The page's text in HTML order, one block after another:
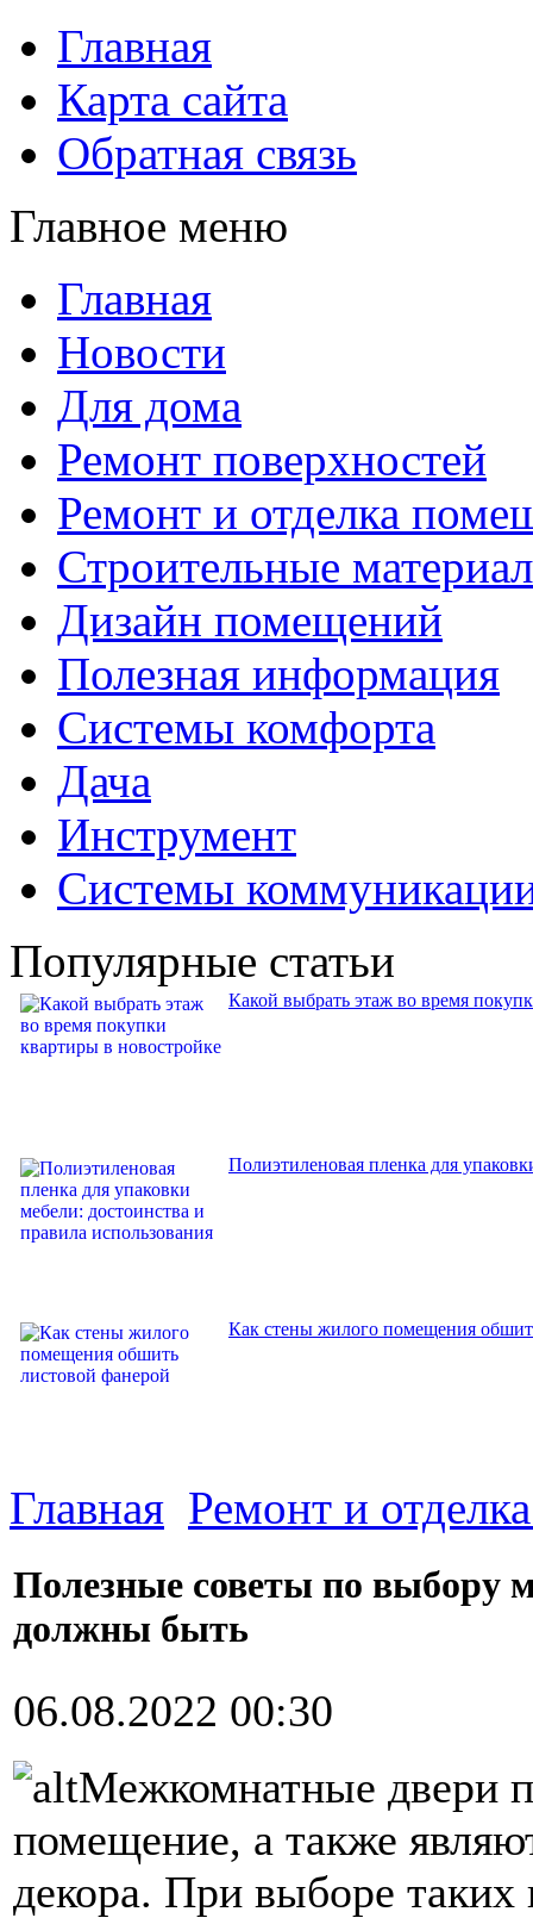
Главная
Карта сайта
Обратная связь
Главное меню
Главная
Новости
Для дома
Ремонт поверхностей
Ремонт и отделка
Строительные
Дизайн помещений
Полезная информация
Системы комфорта
Дача
Инструмент
Системы
Популярные статьи
Какой выбрать этаж во время
Полиэтиленовая пленка для
Как стены жилого помещения
Главная Ремонт и
Полезные советы по выбору
должны быть
06.08.2022 00:30
Межкомнатные двери
помещение, а также
декора. При выборе таких